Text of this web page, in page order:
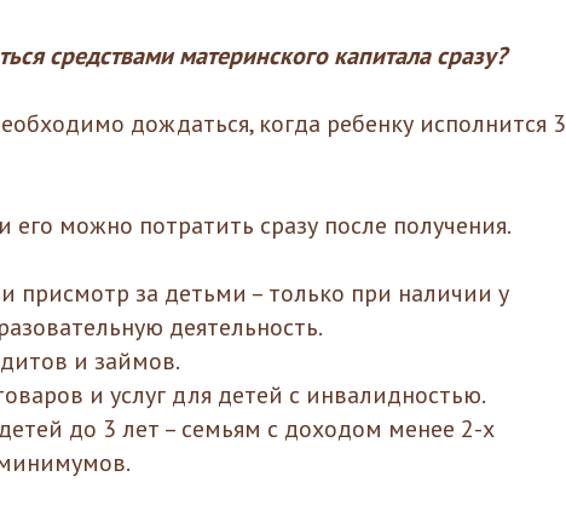
средствами материнского капитала сразу?
дождаться, когда ребенку исполнится 3
его можно потратить сразу после получения.
присмотр за детьми – только при наличии у
деятельность.
и займов.
и услуг для детей с инвалидностью.
до 3 лет – семьям с доходом менее 2-х